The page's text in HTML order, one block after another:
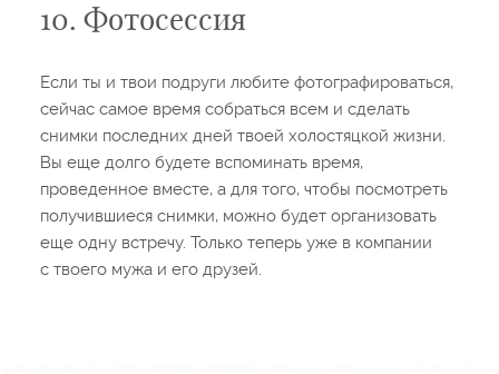
10. Фотосессия
Если ты и твои подруги любите фотографироваться,
сейчас самое время собраться всем и сделать
снимки последних дней твоей холостяцкой жизни.
Вы еще долго будете вспоминать время,
проведенное вместе, а для того, чтобы посмотреть
получившиеся снимки, можно будет организовать
еще одну встречу. Только теперь уже в компании
с твоего мужа и его друзей.